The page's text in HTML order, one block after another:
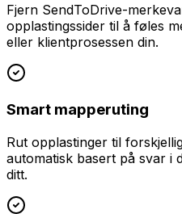
Fjern SendToDrive-
opplastingssider til å føles
eller klientprosessen din.
Smart mapperuting
Rut opplastinger til
automatisk basert på svar i
ditt.